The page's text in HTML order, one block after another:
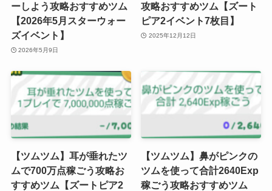
ーしよう攻略おすすめツム
【2026年5月スターウォー
ズイベント】
2026年5月9日
攻略おすすめツム【ズート
ピア2イベント7枚目】
2025年12月12日
【ツムツム】耳が垂れたツ
ムで700万点稼ごう攻略お
すすめツム【ズートピア2
【ツムツム】鼻がピンクの
ツムを使って合計2640Exp
稼ごう攻略おすすめツム